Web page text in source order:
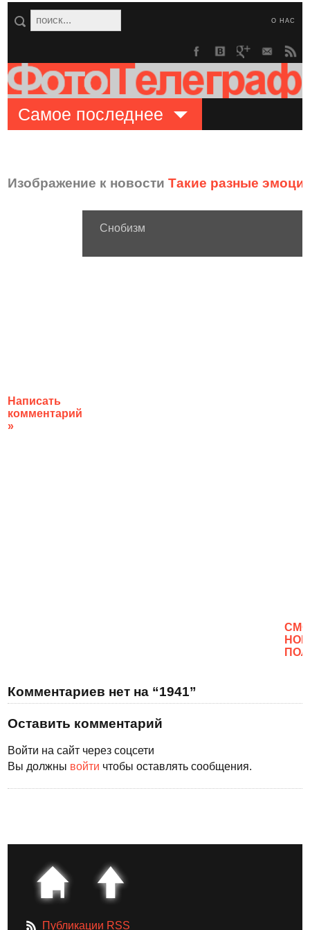
О НАС
Самое последнее
Изображение к новостиТакие разные
Написать
комментарий
»
Снобизм
Комментариев нет на “1941”
Оставить комментарий
Войти на сайт через соцсети
Вы должны войти чтобы оставлять сообщения.
Публикации RSS